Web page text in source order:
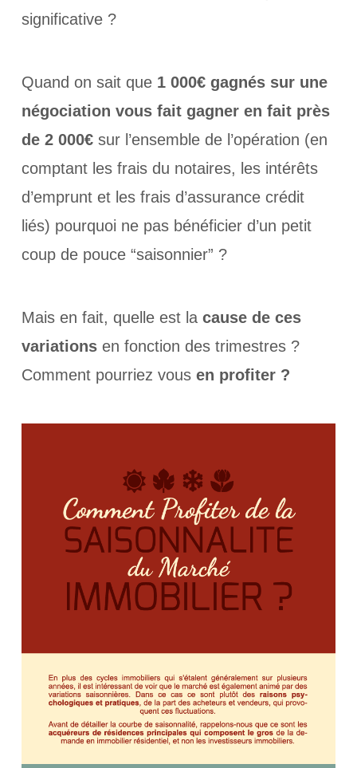
significative ?
Quand on sait que 1 000€ gagnés sur une
négociation vous fait gagner en fait près
de 2 000€sur l’ensemble de l’opération (en
comptant les frais du notaires, les intérêts
d’emprunt et les frais d’assurance crédit
liés) pourquoi ne pas bénéficier d’un petit
coup de pouce “saisonnier” ?
Mais en fait, quelle est la cause de ces
variationsen fonction des trimestres ?
Comment pourriez vous en profiter ?